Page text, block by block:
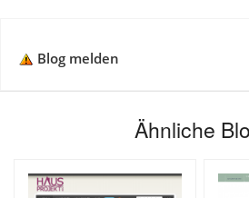
Blog melden
Ähnliche